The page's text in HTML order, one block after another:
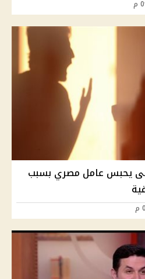
يحبس عامل مصري بسبب